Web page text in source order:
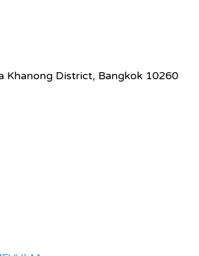
Khanong District, Bangkok 10260